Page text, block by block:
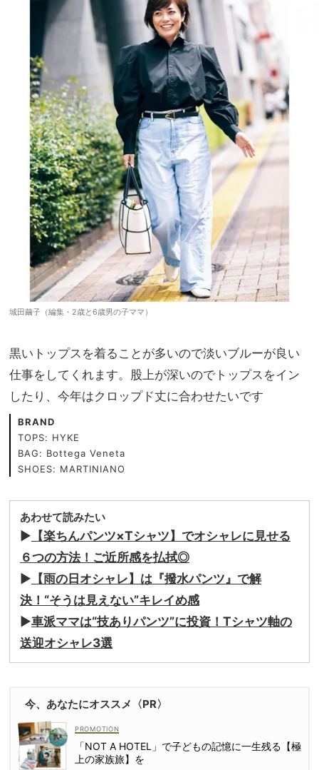
城田繭子（編集・2歳と6歳男の子ママ）
黒いトップスを着ることが多いので淡いブルーが良い
仕事をしてくれます。股上が深いのでトップスをイン
したり、今年はクロップド丈に合わせたいです
BRAND
TOPS: HYKE
BAG: Bottega Veneta
SHOES: MARTINIANO
あわせて読みたい
▶︎ 【楽ちんパンツ×Tシャツ】でオシャレに見せる
６つの方法！ご近所感を払拭◎
▶︎ 【雨の日オシャレ】は『撥水パンツ』で解
決！“そうは見えない”キレイめ感
▶︎車派ママは“技ありパンツ”に投資！Tシャツ軸の
送迎オシャレ3選
今、あなたにオススメ〈PR〉
「NOT A HOTEL」で子どもの記憶に一生残る【極
上の家族旅】を